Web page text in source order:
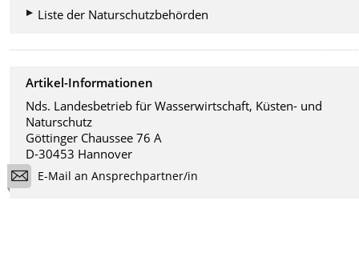
Liste der Naturschutzbehörden
Artikel-Informationen
Nds. Landesbetrieb für Wasserwirtschaft, Küsten- und
Naturschutz
Göttinger Chaussee 76 A
D-30453 Hannover
E-Mail an Ansprechpartner/in